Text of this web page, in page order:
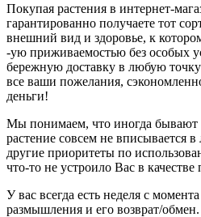
Покупая растения в интернет-
гарантированно получаете тот
внешний вид и здоровье, к
-ую приживаемостью без особых
бережную доставку в любую
все ваши пожелания,
деньги!
Мы понимаем, что иногда бывают
растение совсем не вписывается
другие приоритеты по
что-то не устроило Вас в качестве
У вас всегда есть неделя с
размышления и его возврат/обмен.